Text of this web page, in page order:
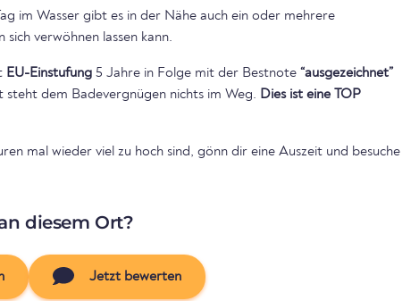
im Wasser gibt es in der Nähe auch ein oder mehrere
sich verwöhnen lassen kann.
EU-Einstufung 5 Jahre in Folge mit der Bestnote “ausgezeichnet”
steht dem Badevergnügen nichts im Weg. Dies ist eine TOP
mal wieder viel zu hoch sind, gönn dir eine Auszeit und besuche
diesem Ort?
Jetzt bewerten